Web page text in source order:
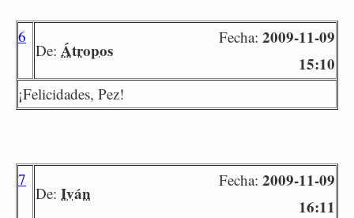
6
De: Átropos
Fecha: 2009-11-09
15:10
¡Felicidades, Pez!
7
De: Iván
Fecha: 2009-11-09
16:11